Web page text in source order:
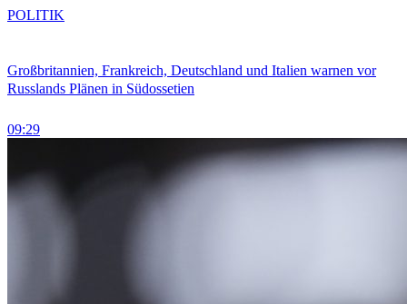
Großbritannien, Frankreich, Deutschland und Italien warnen vor
Russlands Plänen in Südossetien
09:29
POLITIK